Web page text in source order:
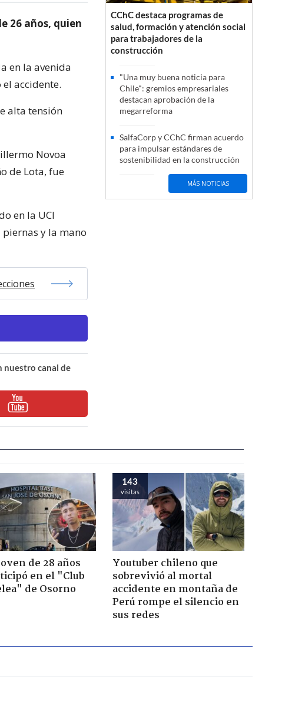
26 años, quien
en la avenida
accidente.
alta tensión
Novoa
de Lota, fue
en la UCI
y la mano
nuestro canal de
CChC destaca programas de
salud, formación y atención social
para trabajadores de la
construcción
"Una muy buena noticia para
Chile": gremios empresariales
destacan aprobación de la
megarreforma
SalfaCorp y CChC firman acuerdo
para impulsar estándares de
sostenibilidad en la construcción
MÁS NOTICIAS
de 28 años
en el "Club
de Osorno
143
visitas
Youtuber chileno que
sobrevivió al mortal
accidente en montaña de
Perú rompe el silencio en
sus redes